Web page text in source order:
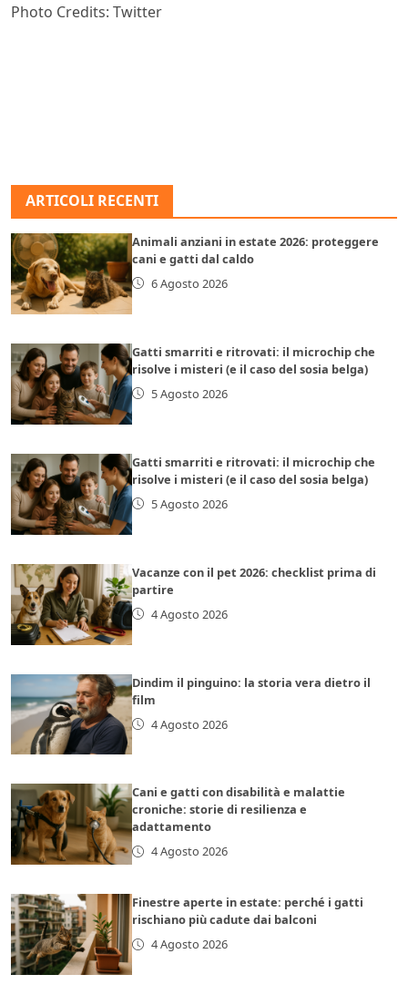
Photo Credits: Twitter
ARTICOLI RECENTI
Animali anziani in estate 2026: proteggere
cani e gatti dal caldo
6 Agosto 2026
Gatti smarriti e ritrovati: il microchip che
risolve i misteri (e il caso del sosia belga)
5 Agosto 2026
Gatti smarriti e ritrovati: il microchip che
risolve i misteri (e il caso del sosia belga)
5 Agosto 2026
Vacanze con il pet 2026: checklist prima di
partire
4 Agosto 2026
Dindim il pinguino: la storia vera dietro il
film
4 Agosto 2026
Cani e gatti con disabilità e malattie
croniche: storie di resilienza e
adattamento
4 Agosto 2026
Finestre aperte in estate: perché i gatti
rischiano più cadute dai balconi
4 Agosto 2026